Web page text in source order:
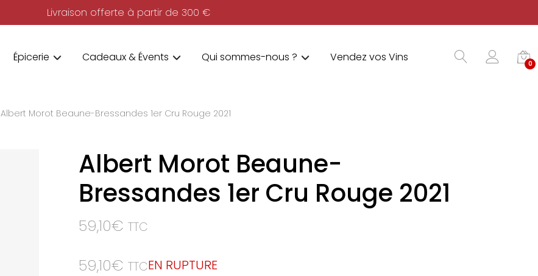
Livraison offerte à partir de 300 €
Épicerie Cadeaux & Évents Qui sommes-nous ? Vendez vos Vins 0
Albert Morot Beaune-Bressandes 1er Cru Rouge 2021
Albert Morot Beaune-
Bressandes 1er Cru Rouge 2021
59,10€ TTC
59,10€ TTCEN RUPTURE